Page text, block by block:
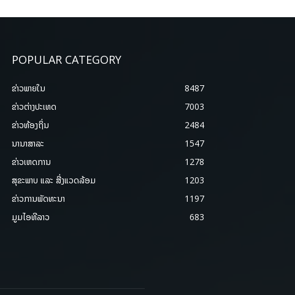
POPULAR CATEGORY
ຂ່າວພາຍ​ໃນ
8487
ຂ່າວຕ່າງປະເທດ
7003
ຂ່າວທ້ອງຖິ່ນ
2484
ນານາສາລະ
1547
ຂ່າວເຫດການ
1278
ສຸຂະພາບ ແລະ ສີ່ງແວດລ້ອມ
1203
ຂ່າວການພັດທະນາ
1197
ມູມໄອທີລາວ
683